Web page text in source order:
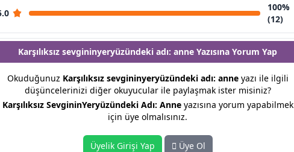
100%
(12)
Karşılıksız sevgininyeryüzündeki adı: anne Yazısına Yorum Yap
Okuduğunuz Karşılıksız sevgininyeryüzündeki adı: anneyazı ile ilgili
düşüncelerinizi diğer okuyucular ile paylaşmak ister misiniz?
Karşılıksız SevgininYeryüzündeki Adı: Anneyazısına yorum yapabilmek
için üye olmalısınız.
Üyelik Girişi Yap Üye Ol